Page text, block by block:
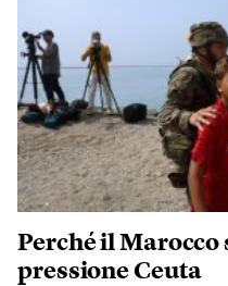
Perché il
pressione Ceuta